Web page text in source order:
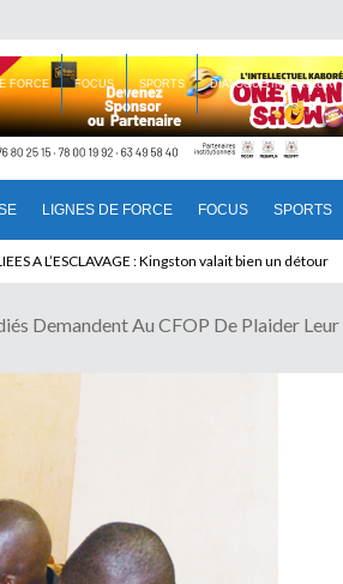
LIGNES DE FORCE FOCUS SPORTS
FORCE FOCUS SPORTS DIALOGUE INTERIEUR
Patrice quitte le pouvoir sans partir !
Demandent Au CFOP De Plaider Leur